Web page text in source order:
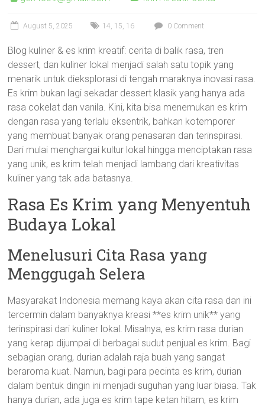
August 5, 2025 14, 15, 16 0 Comment
Blog kuliner & es krim kreatif: cerita di balik rasa, tren
dessert, dan kuliner lokal menjadi salah satu topik yang
menarik untuk dieksplorasi di tengah maraknya inovasi rasa.
Es krim bukan lagi sekadar dessert klasik yang hanya ada
rasa cokelat dan vanila. Kini, kita bisa menemukan es krim
dengan rasa yang terlalu eksentrik, bahkan kotemporer
yang membuat banyak orang penasaran dan terinspirasi.
Dari mulai menghargai kultur lokal hingga menciptakan rasa
yang unik, es krim telah menjadi lambang dari kreativitas
kuliner yang tak ada batasnya.
Rasa Es Krim yang Menyentuh
Budaya Lokal
Menelusuri Cita Rasa yang
Menggugah Selera
Masyarakat Indonesia memang kaya akan cita rasa dan ini
tercermin dalam banyaknya kreasi **es krim unik** yang
terinspirasi dari kuliner lokal. Misalnya, es krim rasa durian
yang kerap dijumpai di berbagai sudut penjual es krim. Bagi
sebagian orang, durian adalah raja buah yang sangat
beraroma kuat. Namun, bagi para pecinta es krim, durian
dalam bentuk dingin ini menjadi suguhan yang luar biasa. Tak
hanya durian, ada juga es krim tape ketan hitam, es krim